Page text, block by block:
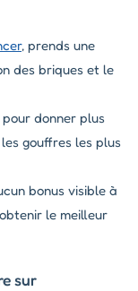
, prends une
des briques et le
donner plus
gouffres les plus
bonus visible à
le meilleur
sur